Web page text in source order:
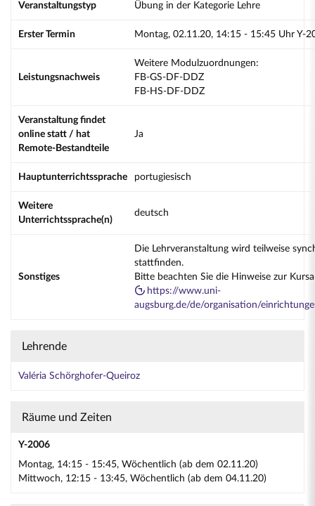
Veranstaltungstyp Übung in der Kategorie Lehre
Erster Termin Montag, 02.11.20, 14:15 - 15:45 Uhr Y-
Leistungsnachweis
Weitere Modulzuordnungen:
FB-GS-DF-DDZ
FB-HS-DF-DDZ
Veranstaltung findet
online statt / hat
Remote-Bestandteile
Ja
Hauptunterrichtssprache portugiesisch
Weitere
Unterrichtssprache(n)
deutsch
Sonstiges
Die Lehrveranstaltung wird teilweise
stattfinden.
Bitte beachten Sie die Hinweise zur
https://www.uni-
augsburg.de/de/organisation/
Lehrende
Valéria Schörghofer-Queiroz
Räume und Zeiten
Y-2006
Montag, 14:15 - 15:45, Wöchentlich (ab dem 02.11.20)
Mittwoch, 12:15 - 13:45, Wöchentlich (ab dem 04.11.20)